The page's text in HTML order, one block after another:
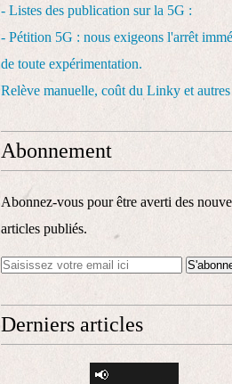
- Listes des publication sur la 5G :
- Pétition 5G : nous exigeons l'arrêt
de toute expérimentation.
Relève manuelle, coût du Linky et
Abonnement
Abonnez-vous pour être averti des
articles publiés.
Derniers articles
📢